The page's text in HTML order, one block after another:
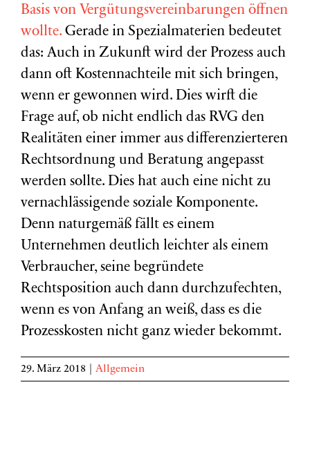
Basis von Vergütungsvereinbarungen öffnen
wollte. Gerade in Spezialmaterien bedeutet
das: Auch in Zukunft wird der Prozess auch
dann oft Kostennachteile mit sich bringen,
wenn er gewonnen wird. Dies wirft die
Frage auf, ob nicht endlich das RVG den
Realitäten einer immer aus differenzierteren
Rechtsordnung und Beratung angepasst
werden sollte. Dies hat auch eine nicht zu
vernachlässigende soziale Komponente.
Denn naturgemäß fällt es einem
Unternehmen deutlich leichter als einem
Verbraucher, seine begründete
Rechtsposition auch dann durchzufechten,
wenn es von Anfang an weiß, dass es die
Prozesskosten nicht ganz wieder bekommt.
29. März 2018 Allgemein